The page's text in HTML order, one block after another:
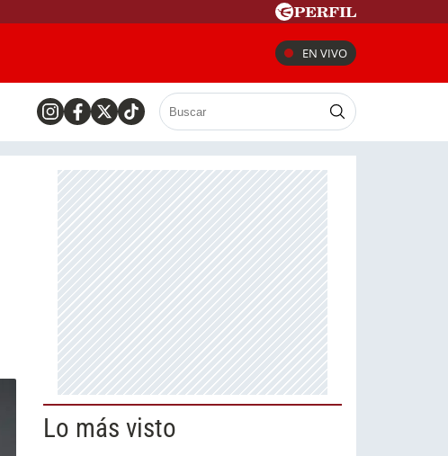
EN VIVO
Lo más visto